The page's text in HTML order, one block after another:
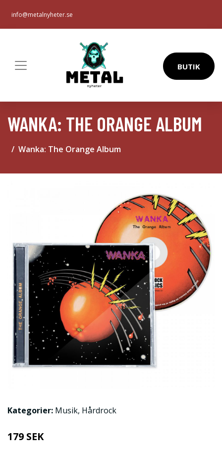
info@metalnyheter.se
BUTIK
WANKA: THE ORANGE ALBUM
Wanka: The Orange Album
Kategorier: Musik, Hårdrock
179 SEK